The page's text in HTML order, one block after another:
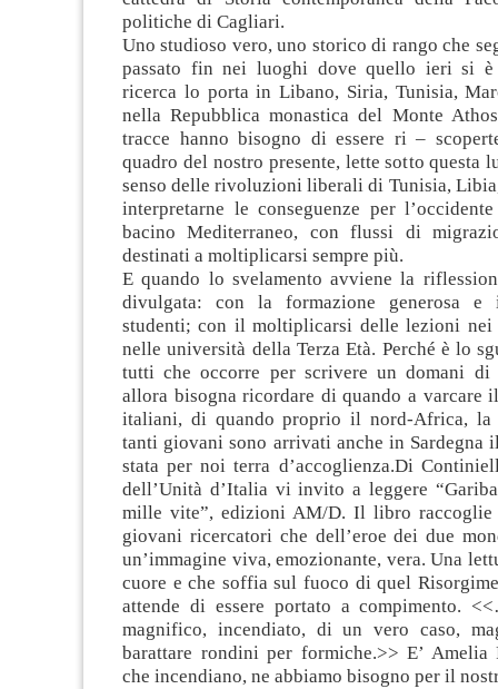
politiche di Cagliari.
Uno studioso vero, uno storico di rango che
passato fin nei luoghi dove quello ieri si è
ricerca lo porta in Libano, Siria, Tunisia,
nella Repubblica monastica del Monte
tracce hanno bisogno di essere ri –
quadro del nostro presente, lette sotto questa
senso delle rivoluzioni liberali di Tunisia,
interpretarne le conseguenze per
bacino Mediterraneo, con flussi di
destinati a moltiplicarsi sempre più.
E quando lo svelamento avviene la
divulgata: con la formazione generosa e
studenti; con il moltiplicarsi delle lezioni nei
nelle università della Terza Età. Perché è lo
tutti che occorre per scrivere un domani di
allora bisogna ricordare di quando a varcare
italiani, di quando proprio il nord-Africa, la
tanti giovani sono arrivati anche in Sardegna
stata per noi terra d’accoglienza.Di
dell’Unità d’Italia vi invito a leggere
mille vite”, edizioni AM/D. Il libro raccoglie
giovani ricercatori che dell’eroe dei due
un’immagine viva, emozionante, vera. Una
cuore e che soffia sul fuoco di quel
attende di essere portato a compimento.
magnifico, incendiato, di un vero caso,
barattare rondini per formiche.>> E’ Amelia
che incendiano, ne abbiamo bisogno per il